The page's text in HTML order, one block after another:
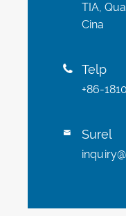
TIA,
Cina
 Telp
+86-
 Surel